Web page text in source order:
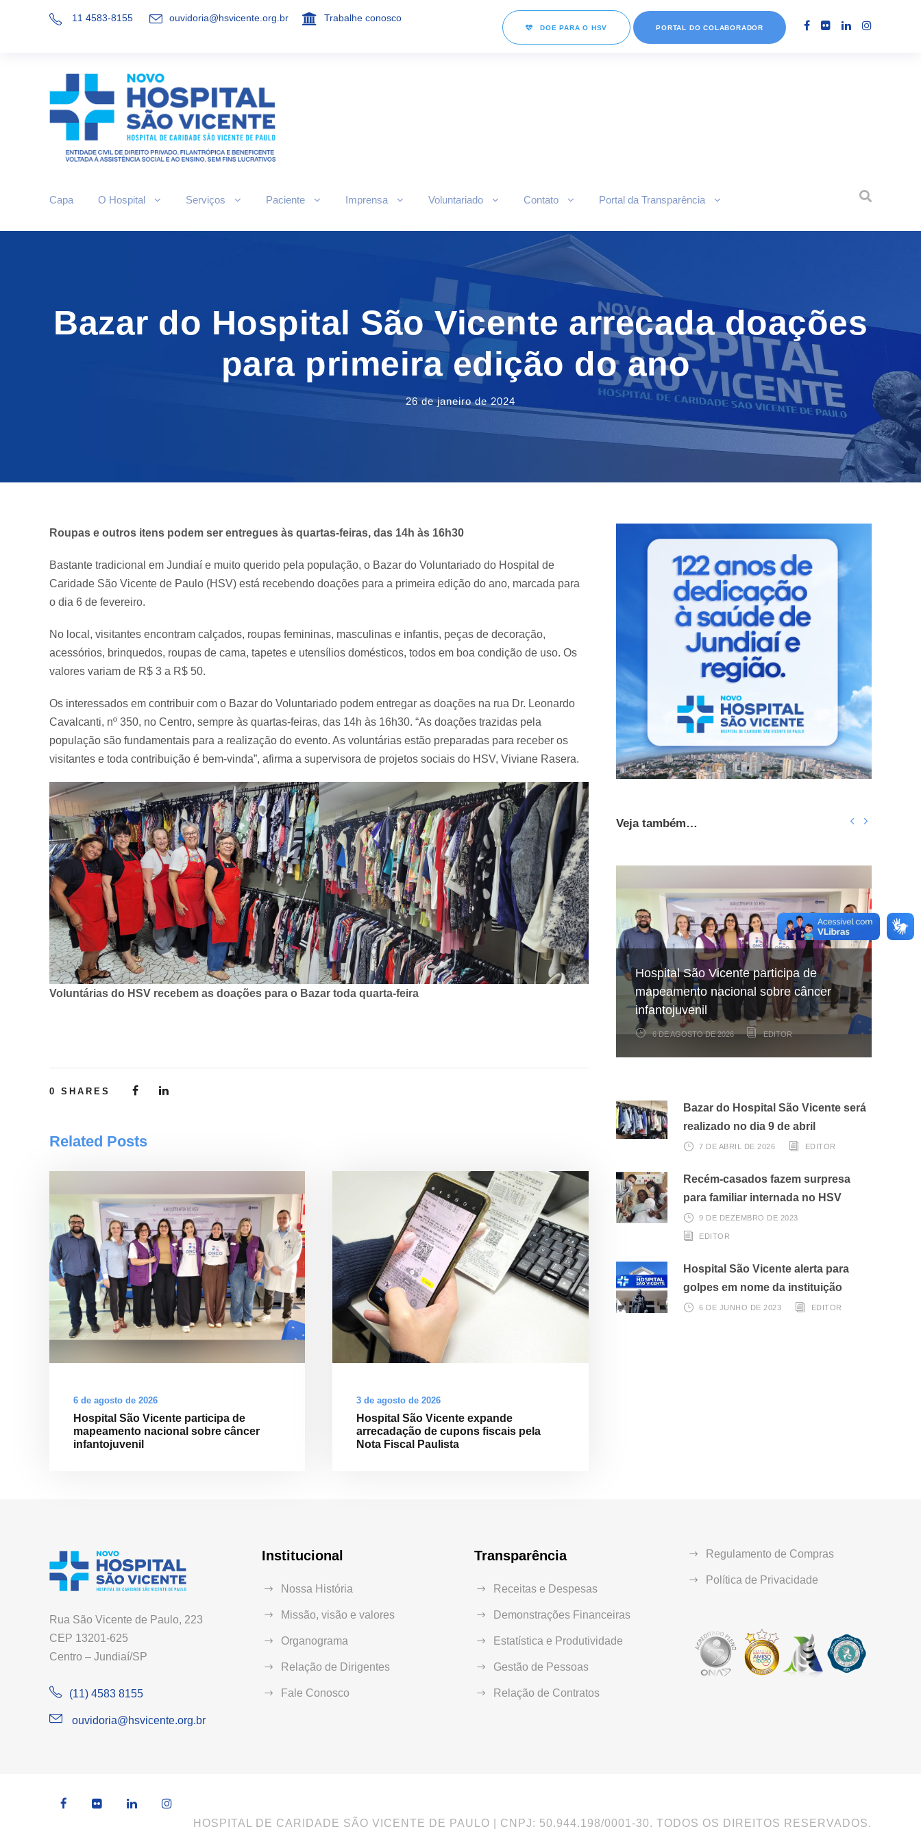
11 4583-8155 ouvidoria@hsvicente.org.br Trabalhe conosco
DOE PARA O HSV PORTAL DO COLABORADOR
Capa O Hospital Serviços Paciente Imprensa Voluntariado Contato Portal da Transparência
Bazar do Hospital São Vicente arrecada doações
para primeira edição do ano
26 de janeiro de 2024
Roupas e outros itens podem ser entregues às quartas-feiras, das 14h às 16h30
Bastante tradicional em Jundiaí e muito querido pela população, o Bazar do Voluntariado do Hospital de
Caridade São Vicente de Paulo (HSV) está recebendo doações para a primeira edição do ano, marcada para
o dia 6 de fevereiro.
No local, visitantes encontram calçados, roupas femininas, masculinas e infantis, peças de decoração,
acessórios, brinquedos, roupas de cama, tapetes e utensílios domésticos, todos em boa condição de uso. Os
valores variam de R$ 3 a R$ 50.
Os interessados em contribuir com o Bazar do Voluntariado podem entregar as doações na rua Dr. Leonardo
Cavalcanti, nº 350, no Centro, sempre às quartas-feiras, das 14h às 16h30. “As doações trazidas pela
população são fundamentais para a realização do evento. As voluntárias estão preparadas para receber os
visitantes e toda contribuição é bem-vinda”, afirma a supervisora de projetos sociais do HSV, Viviane Rasera.
Voluntárias do HSV recebem as doações para o Bazar toda quarta-feira
0 SHARES
Related Posts
6 de agosto de 2026
Hospital São Vicente participa de
mapeamento nacional sobre câncer
infantojuvenil
3 de agosto de 2026
Hospital São Vicente expande
arrecadação de cupons fiscais pela
Nota Fiscal Paulista
Veja também…
Hospital São Vicente participa de
mapeamento nacional sobre câncer
infantojuvenil
6 DE AGOSTO DE 2026 EDITOR
Hospital São Vicente expande
arrecadação de cupons fiscais pela
Nota Fiscal Paulista
3 DE AGOSTO DE 2026 EDITOR
Projeto celebra aniversários de
pacientes internados no Hospital São
Vicente
22 DE JULHO DE 2026 EDITOR
Bazar do Hospital São Vicente será
realizado no dia 9 de abril
7 DE ABRIL DE 2026 EDITOR
Recém-casados fazem surpresa
para familiar internada no HSV
9 DE DEZEMBRO DE 2023
EDITOR
Hospital São Vicente alerta para
golpes em nome da instituição
6 DE JUNHO DE 2023 EDITOR
Rua São Vicente de Paulo, 223
CEP 13201-625
Centro – Jundiaí/SP
(11) 4583 8155
ouvidoria@hsvicente.org.br
Institucional
Nossa História
Missão, visão e valores
Organograma
Relação de Dirigentes
Fale Conosco
Transparência
Receitas e Despesas
Demonstrações Financeiras
Estatística e Produtividade
Gestão de Pessoas
Relação de Contratos
Regulamento de Compras
Política de Privacidade
HOSPITAL DE CARIDADE SÃO VICENTE DE PAULO | CNPJ: 50.944.198/0001-30. TODOS OS DIREITOS RESERVADOS.